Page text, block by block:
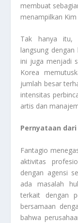
membuat
menampilkan Kim
Tak hanya itu,
langsung
ini juga menjadi
Korea
jumlah besar
intensitas
artis dan
Pernyataan
Fantagio
aktivitas
dengan agensi
ada masalah
terkait dengan
bersamaan
bahwa